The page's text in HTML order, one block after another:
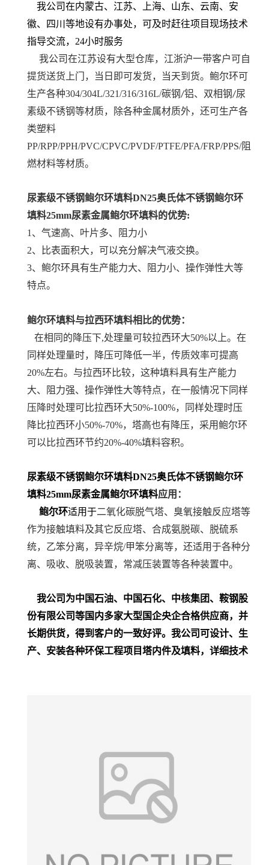
我公司在内蒙古、江苏、上海、山东、云南、安
徽、四川等地设有办事处，可及时赶往项目现场技术
指导交流， 24小时服务
我公司在江苏设有大型仓库，江浙沪一带客户可自
提货送货上门，当日即可发货，当天到货。鲍尔环可
生产各种304/304L/321/316/316L/碳钢/铝、 双相钢/尿
素级不锈钢等材质，除各种金属材质外，还可生产各
类塑料
PP/RPP/PPH/PVC/CPVC/PVDF/PTFE/PFA/FRP/PPS/阻
燃材料等材质。
尿素级不锈钢鲍尔环填料DN25奥氏体不锈钢鲍尔环
填料25mm尿素金属鲍尔环填料的优势:
1、气速高、叶片多、阻力小
2、比表面积大，可以充分解决气液交换。
3、鲍尔环具有生产能力大、阻力小、操作弹性大等
特点。
鲍尔环填料与拉西环填料相比的优势：
在相同的降压下,处理量可较拉西环大50%以上。在
同样处理量时，降压可降低一半，传质效率可提高
20%左右。与拉西环比较，这种填料具有生产能力
大、阻力强、操作弹性大等特点，在一般情况下同样
压降时处理可比拉西环大50%-100%，同样处理时压
降比拉西环小50%-70%，塔高也有降压，采用鲍尔环
可以比拉西环节约20%-40%填料容积。
尿素级不锈钢鲍尔环填料DN25奥氏体不锈钢鲍尔环
填料25mm尿素金属鲍尔环填料应用：
鲍尔环适用于二氧化碳脱气塔、臭氧接触反应塔等
作为接触填料及其它反应塔、 合成氨脱碳、脱硫系
统，乙笨分离，异辛烷/甲笨分离等， 还适用于各种分
离、吸收、脱吸装置，常减压装置等各种装置中。
我公司为中国石油、中国石化、中核集团、鞍钢股
份有限公司等国内多家大型国企央企合格供应商，并
长期供货，得到客户的一致好评。我公司可设计、生
产、安装各种环保工程项目塔内件及填料，详细技术